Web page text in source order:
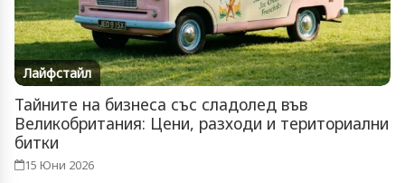
Лайфстайл
Тайните на бизнеса със сладолед във
Великобритания: Цени, разходи и териториални
битки
15 Юни 2026